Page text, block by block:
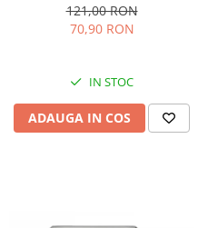
Pulse, Negru
121,00 RON
70,90 RON
IN STOC
ADAUGA IN COS